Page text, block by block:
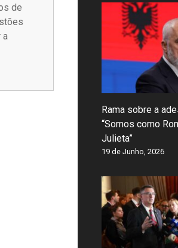
de
a
Rama sobre a
“Somos como
Julieta”
19 de Junho, 2026